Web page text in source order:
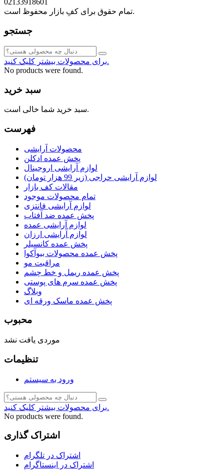
02133918601
تمام حقوق برای کفِ بازار محفوظ است.
جستجو
برای محصولات بیشتر کلیک کنید.
No products were found.
سبد خرید
سبد خرید شما خالی است.
فهرست
محصولات آرایشی
پخش عمده ادکلن
لوازم آرایشی اروجینال
لوازم آرایشی حراجی (زیر 99 هزار تومان)
مقالات کف بازار
تمام محصولات موجود
لوازم آرایشی فانتزی
پخش عمده ضد آفتاب
لوازم آرایشی عمده
لوازم آرایشی ارزان
پخش عمده کانسیلر
پخش عمده محصولات بیوآکوا
مراقبت مو
پخش عمده ریمل و خط چشم
پخش عمده سرم های پوستی
وبلاگ
پخش عمده ماسک ورقه ای
محبوب
موردی یافت نشد
تنظیمات
ورود به سیستم
برای محصولات بیشتر کلیک کنید.
No products were found.
اشتراک گذاری
اشتراک در تلگرام
اشتراک در اینستاگرام